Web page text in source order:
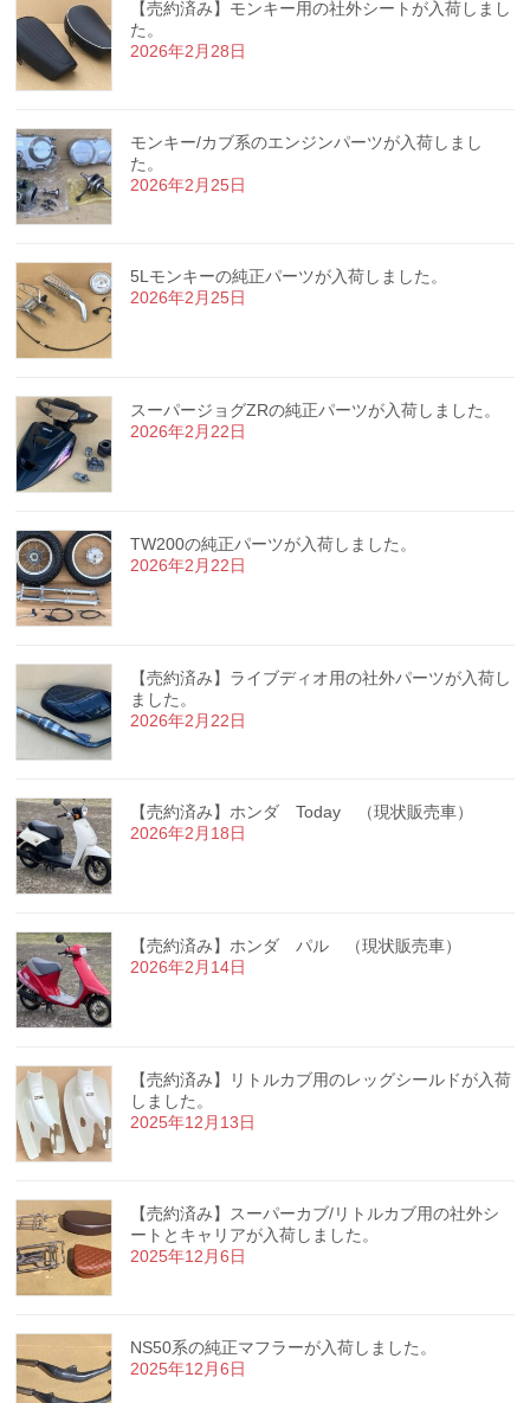
【売約済み】モンキー用の社外シートが入荷しまし
た。
2026年2月28日
モンキー/カブ系のエンジンパーツが入荷しまし
た。
2026年2月25日
5Lモンキーの純正パーツが入荷しました。
2026年2月25日
スーパージョグZRの純正パーツが入荷しました。
2026年2月22日
TW200の純正パーツが入荷しました。
2026年2月22日
【売約済み】ライブディオ用の社外パーツが入荷し
ました。
2026年2月22日
【売約済み】ホンダ Today （現状販売車）
2026年2月18日
【売約済み】ホンダ パル （現状販売車）
2026年2月14日
【売約済み】リトルカブ用のレッグシールドが入荷
しました。
2025年12月13日
【売約済み】スーパーカブ/リトルカブ用の社外シ
ートとキャリアが入荷しました。
2025年12月6日
NS50系の純正マフラーが入荷しました。
2025年12月6日